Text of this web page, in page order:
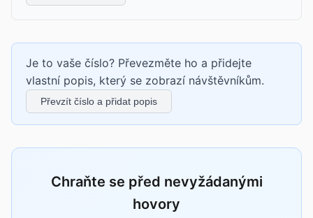
Je to vaše číslo? Převezměte ho a přidejte
vlastní popis, který se zobrazí návštěvníkům.
Převzít číslo a přidat popis
Chraňte se před nevyžádanými
hovory